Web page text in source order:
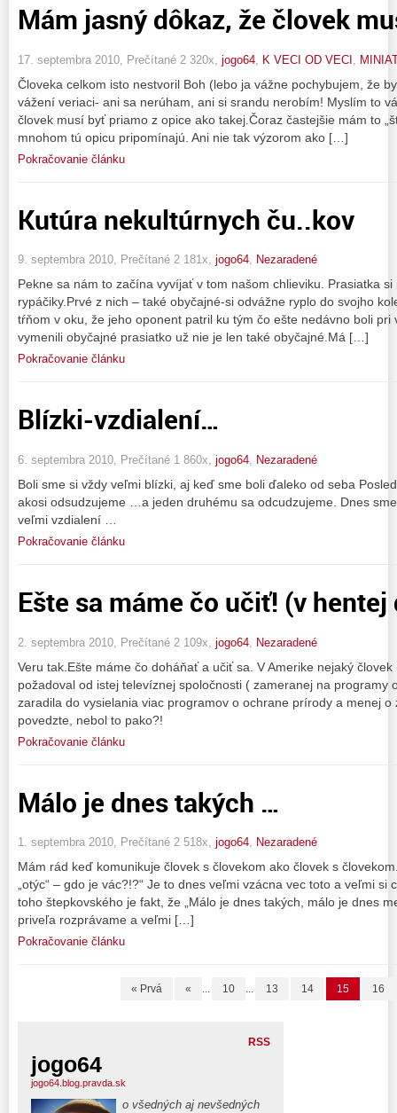
Mám jasný dôkaz, že človek
17. septembra 2010, Prečítané 2 320x, jogo64 K VECI OD VECI
Človeka celkom isto nestvoril Boh (lebo ja vážne pochybujem, že
vážení veriaci- ani sa nerúham, ani si srandu nerobím! Myslím to
človek musí byť priamo z opice ako takej.Čoraz častejšie mám to
mnohom tú opicu pripomínajú. Ani nie tak výzorom ako […]
Pokračovanie článku
Kutúra nekultúrnych ču..kov
9. septembra 2010, Prečítané 2 181x, jogo64, Nezaradené
Pekne sa nám to začína vyvíjať v tom našom chlieviku. Prasiatka
rypáčiky.Prvé z nich – také obyčajné-si odvážne ryplo do svojho
tŕňom v oku, že jeho oponent patril ku tým čo ešte nedávno boli pri
vymenili obyčajné prasiatko už nie je len také obyčajné.Má […]
Pokračovanie článku
Blízki-vzdialení…
6. septembra 2010, Prečítané 1 860x, jogo64 Nezaradené
Boli sme si vždy veľmi blízki, aj keď sme boli ďaleko od seba
akosi odsudzujeme …a jeden druhému sa odcudzujeme. Dnes
veľmi vzdialení …
Pokračovanie článku
Ešte sa máme čo učiť! (v
2. septembra 2010, Prečítané 2 109x, jogo64 Nezaradené
Veru tak.Ešte máme čo doháňať a učiť sa. V Amerike nejaký
požadoval od istej televíznej spoločnosti ( zameranej na programy
zaradila do vysielania viac programov o ochrane prírody a menej o
povedzte, nebol to pako?!
Pokračovanie článku
Málo je dnes takých …
1. septembra 2010, Prečítané 2 518x, jogo64, Nezaradené
Mám rád keď komunikuje človek s človekom ako človek s
„otýc“ – gdo je vác?!?“ Je to dnes veľmi vzácna vec toto a veľmi
toho štepkovského je fakt, že „Málo je dnes takých, málo je dnes
priveľa rozprávame a veľmi […]
Pokračovanie článku
« Prvá « ... 10 ... 13 14 15 16
RSS
jogo64
jogo64.blog.pravda.sk
o všedných aj nevšedných